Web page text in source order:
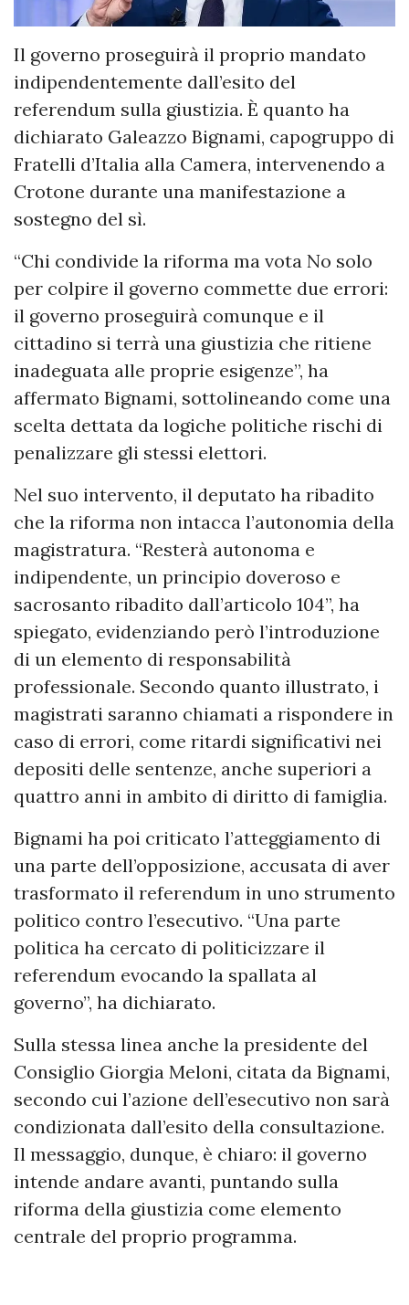
Il governo proseguirà il proprio mandato
indipendentemente dall’esito del
referendum sulla giustizia. È quanto ha
dichiarato Galeazzo Bignami, capogruppo di
Fratelli d’Italia alla Camera, intervenendo a
Crotone durante una manifestazione a
sostegno del sì.
“Chi condivide la riforma ma vota No solo
per colpire il governo commette due errori:
il governo proseguirà comunque e il
cittadino si terrà una giustizia che ritiene
inadeguata alle proprie esigenze”, ha
affermato Bignami, sottolineando come una
scelta dettata da logiche politiche rischi di
penalizzare gli stessi elettori.
Nel suo intervento, il deputato ha ribadito
che la riforma non intacca l’autonomia della
magistratura. “Resterà autonoma e
indipendente, un principio doveroso e
sacrosanto ribadito dall’articolo 104”, ha
spiegato, evidenziando però l’introduzione
di un elemento di responsabilità
professionale. Secondo quanto illustrato, i
magistrati saranno chiamati a rispondere in
caso di errori, come ritardi significativi nei
depositi delle sentenze, anche superiori a
quattro anni in ambito di diritto di famiglia.
Bignami ha poi criticato l’atteggiamento di
una parte dell’opposizione, accusata di aver
trasformato il referendum in uno strumento
politico contro l’esecutivo. “Una parte
politica ha cercato di politicizzare il
referendum evocando la spallata al
governo”, ha dichiarato.
Sulla stessa linea anche la presidente del
Consiglio Giorgia Meloni, citata da Bignami,
secondo cui l’azione dell’esecutivo non sarà
condizionata dall’esito della consultazione.
Il messaggio, dunque, è chiaro: il governo
intende andare avanti, puntando sulla
riforma della giustizia come elemento
centrale del proprio programma.